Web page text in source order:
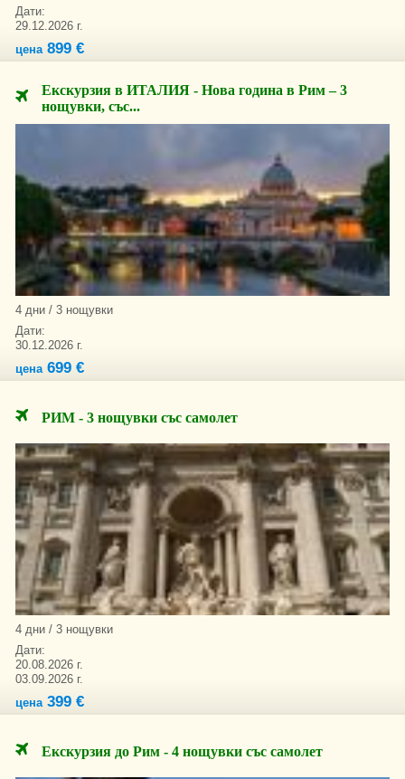
Дати:
29.12.2026 г.
цена 899 €
Екскурзия в ИТАЛИЯ - Нова година в Рим – 3
нощувки, със...
4 дни / 3 нощувки
Дати:
30.12.2026 г.
цена 699 €
РИМ - 3 нощувки със самолет
4 дни / 3 нощувки
Дати:
20.08.2026 г.
03.09.2026 г.
цена 399 €
Екскурзия до Рим - 4 нощувки със самолет